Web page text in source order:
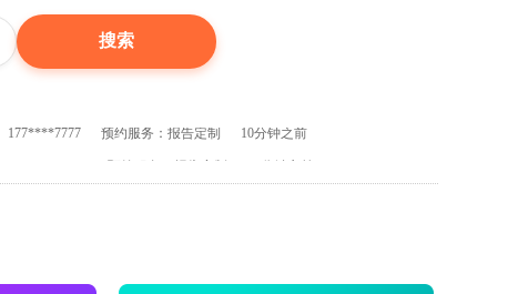
1147****6285 预约服务：报告定制
157****1222 预约服务：在线培训
139****8393 购买了2024年哈尔滨地区薪酬水平指南
1147****6285 预约服务：报告定制 30分钟之前